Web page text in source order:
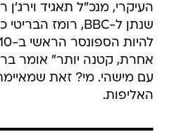
אחרת, קטנה יותר" אומר
עם מישהי. מי? זאת
האליפות.